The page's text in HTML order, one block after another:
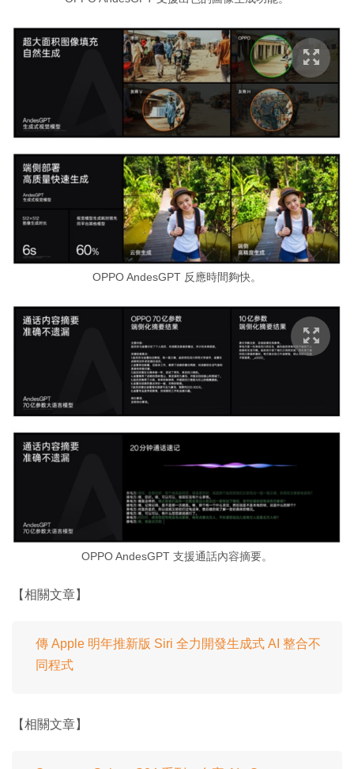
OPPO AndesGPT 反應時間夠快。
OPPO AndesGPT 支援通話內容摘要。
【相關文章】
傳 Apple 明年推新版 Siri 全力開發生成式 AI 整合不
同程式
【相關文章】